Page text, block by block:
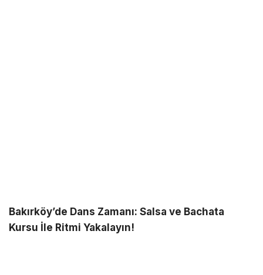
Bakırköy’de Dans Zamanı: Salsa ve Bachata
Kursu İle Ritmi Yakalayın!